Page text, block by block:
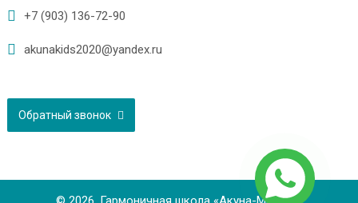
+7 (903) 136-72-90
akunakids2020@yandex.ru
Обратный звонок